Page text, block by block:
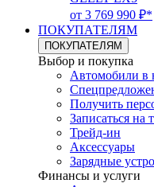
от 3 769 990 ₽*
ПОКУПАТЕЛЯМ
ПОКУПАТЕЛЯМ
Выбор и покупка
Автомобили в
Получить
Записаться на
Трейд-ин
Аксессуары
Зарядные
Финансы и услуги